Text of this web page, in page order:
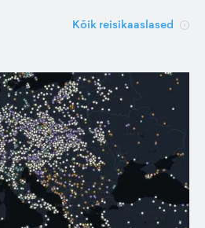
Kõik reisikaaslased